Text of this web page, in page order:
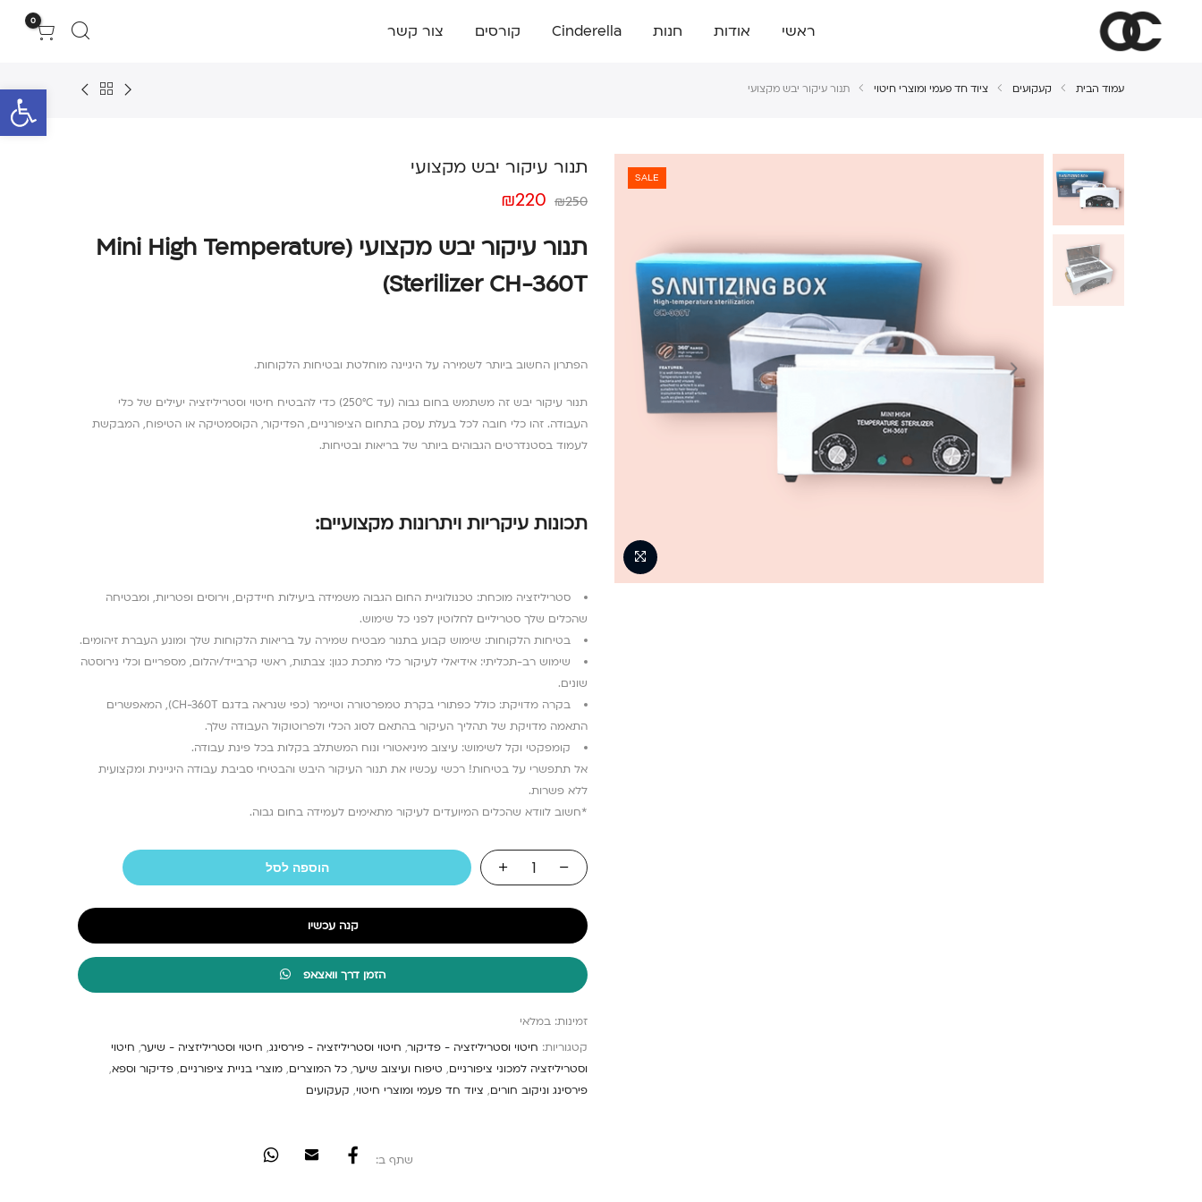
פתח
ראשי אודות חנות Cinderella קורסים צור קשר
0
עמוד הבית קעקועים ציוד חד פעמי ומוצרי חיטוי תנור עיקור יבש מקצועי
SALE תנור עיקור יבש מקצועי
₪250
₪220
תנור עיקור יבש מקצועי (Mini High Temperature
Sterilizer CH-360T)
הפתרון החשוב ביותר לשמירה על היגיינה מוחלטת ובטיחות הלקוחות.
תנור עיקור יבש זה משתמש בחום גבוה (עד 250°C) כדי להבטיח חיטוי וסטריליזציה יעילים של כלי
העבודה. זהו כלי חובה לכל בעלת עסק בתחום הציפורניים, הפדיקור, הקוסמטיקה או הטיפוח, המבקשת
לעמוד בסטנדרטים הגבוהים ביותר של בריאות ובטיחות.
תכונות עיקריות ויתרונות מקצועיים:
סטריליזציה מוכחת: טכנולוגיית החום הגבוה משמידה ביעילות חיידקים, וירוסים ופטריות, ומבטיחה
שהכלים שלך סטריליים לחלוטין לפני כל שימוש.
בטיחות הלקוחות: שימוש קבוע בתנור מבטיח שמירה על בריאות הלקוחות שלך ומונע העברת זיהומים.
שימוש רב-תכליתי: אידיאלי לעיקור כלי מתכת כגון: צבתות, ראשי קרבייד/יהלום, מספריים וכלי נירוסטה
שונים.
בקרה מדויקת: כולל כפתורי בקרת טמפרטורה וטיימר (כפי שנראה בדגם CH-360T), המאפשרים
התאמה מדויקת של תהליך העיקור בהתאם לסוג הכלי ולפרוטוקול העבודה שלך.
קומפקטי וקל לשימוש: עיצוב מיניאטורי ונוח המשתלב בקלות בכל פינת עבודה.
אל תתפשרי על בטיחות! רכשי עכשיו את תנור העיקור היבש והבטיחי סביבת עבודה היגיינית ומקצועית
ללא פשרות.
*חשוב לוודא שהכלים המיועדים לעיקור מתאימים לעמידה בחום גבוה.
הוספה לסל
קנה עכשיו
הזמן דרך וואצאפ
זמינות: במלאי
קטגוריות: חיטוי וסטריליזציה - פדיקור, חיטוי וסטריליזציה - פירסינג, חיטוי וסטריליזציה - שיער, חיטוי
וסטריליזציה למכוני ציפורניים, טיפוח ועיצוב שיער, כל המוצרים, מוצרי בניית ציפורניים, פדיקור וספא,
פירסינג וניקוב חורים, ציוד חד פעמי ומוצרי חיטוי, קעקועים
שתף ב: